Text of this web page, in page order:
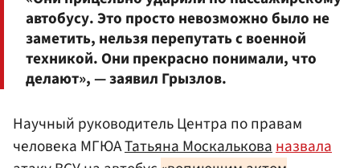
автобусу. Это просто невозможно было не
заметить, нельзя перепутать с военной
техникой. Они прекрасно понимали, что
делают», — заявил Грызлов.
Научный руководитель Центра по правам
человека МГЮАТатьяна Москалькова назвала